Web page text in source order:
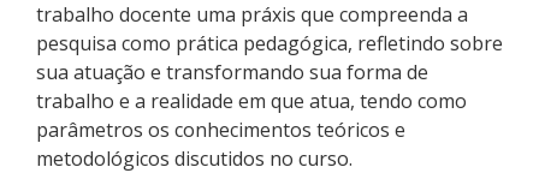
Estatísticas dos Processos Seletivos
Cadastro de interesse
trabalho docente uma práxis que compreenda a
pesquisa como prática pedagógica, refletindo sobre
sua atuação e transformando sua forma de
trabalho e a realidade em que atua, tendo como
parâmetros os conhecimentos teóricos e
metodológicos discutidos no curso.